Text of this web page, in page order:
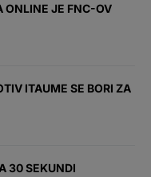
ONLINE JE FNC-OV
ITAUME SE BORI ZA
30 SEKUNDI